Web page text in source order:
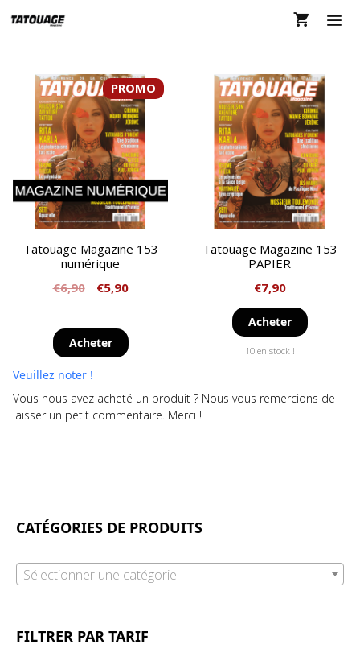
au
PROMO
Tatouage Magazine 153
numérique
€6,90 €5,90
Acheter
Tatouage Magazine 153
PAPIER
€7,90
Acheter
10 en stock !
Veuillez noter !
Vous nous avez acheté un produit ? Nous vous remercions de
laisser un petit commentaire. Merci !
CATÉGORIES DE PRODUITS
Sélectionner une catégorie
FILTRER PAR TARIF